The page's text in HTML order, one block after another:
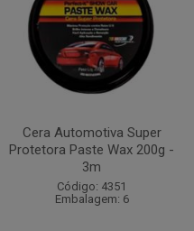
Cera Automotiva Super
Protetora Paste Wax 200g -
3m
Código: 4351
Embalagem: 6